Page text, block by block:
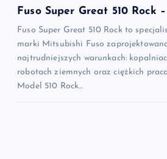
s
u
Fuso Super Great 510 Rock
Fuso Super Great 510 Rock to
marki Mitsubishi Fuso
najtrudniejszych warunkach:
robotach ziemnych oraz ciężkich
Model 510 Rock…